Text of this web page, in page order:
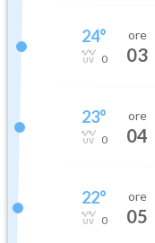
24°
0
ore
03
23°
0
ore
04
22°
0
ore
05